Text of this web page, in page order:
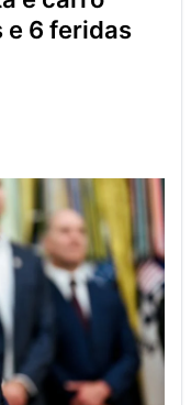
e 6 feridas